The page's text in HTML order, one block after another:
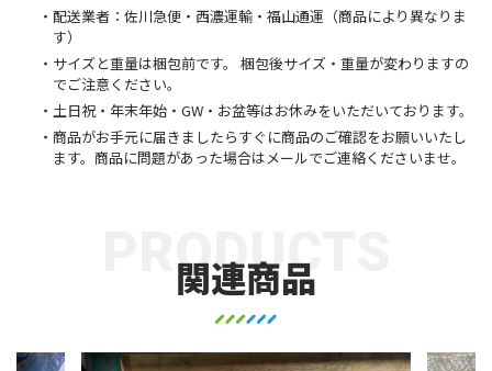
配送業者：佐川急便・西濃運輸・福山通運（商品により異なりま
す）
サイズと重量は梱包前です。 梱包後サイズ・重量が変わりますの
でご注意ください。
土日祝・年末年始・GW・お盆等はお休みをいただいております。
商品がお手元に届きましたらすぐに商品のご確認をお願いいたし
ます。商品に問題があった場合はメールでご連絡くださいませ。
関連商品
PRODUCTS